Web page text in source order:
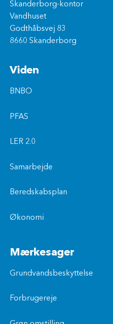
Skanderborg-kontor
Vandhuset
Godthåbsvej 83
8660 Skanderborg
Viden
BNBO
PFAS
LER 2.0
Samarbejde
Beredskabsplan
Økonomi
Mærkesager
Grundvandsbeskyttelse
Forbrugereje